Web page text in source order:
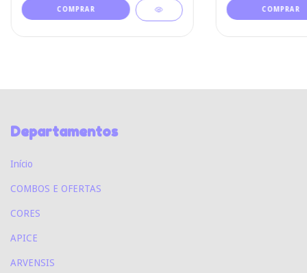
Departamentos
Início
COMBOS E OFERTAS
CORES
APICE
ARVENSIS